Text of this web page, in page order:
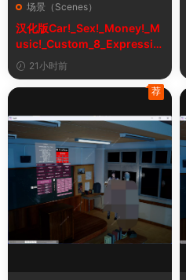
场景（Scenes）
汉化版Car!_Sex!_Money!_M
usic!_Custom_8_Expressio
n_V2_1&车！性！钱！音乐！
自定义表情
21小时前
荐